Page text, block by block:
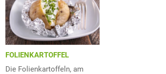
FOLIENKARTOFFEL
Die Folienkartoffeln, am